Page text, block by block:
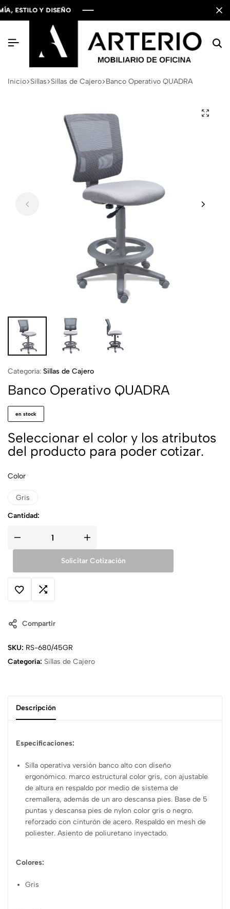
Y DISEÑO
Y DISEÑO
Y DISEÑO
Inicio Sillas Sillas de Cajero Banco Operativo QUADRA
Categoría: Sillas de Cajero
Banco Operativo QUADRA
en stock
Seleccionar el color y los atributos
del producto para poder cotizar.
Color
Gris
Cantidad:
Solicitar Cotización
Compartir
SKU: RS-680/45GR
Categoría: Sillas de Cajero
Descripción
Especificaciones:
Silla operativa versión banco alto con diseño
ergonómico. marco estructural color gris, con ajustable
de altura en respaldo por medio de sistema de
cremallera, además de un aro descansa pies. Base de 5
puntas y descansa pies de nylon color gris o negro.
reforzado con cinturón de acero. Respaldo en mesh de
poliester. Asiento de poliuretano inyectado.
Colores:
Gris